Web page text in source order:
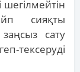
шегілмейтін
сияқты
сату
тексеруді